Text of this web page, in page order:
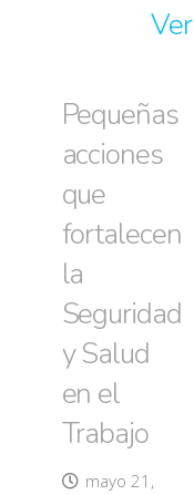
Pequeñas
acciones
que
fortalecen
la
Seguridad
y Salud
en el
Trabajo
mayo 21,